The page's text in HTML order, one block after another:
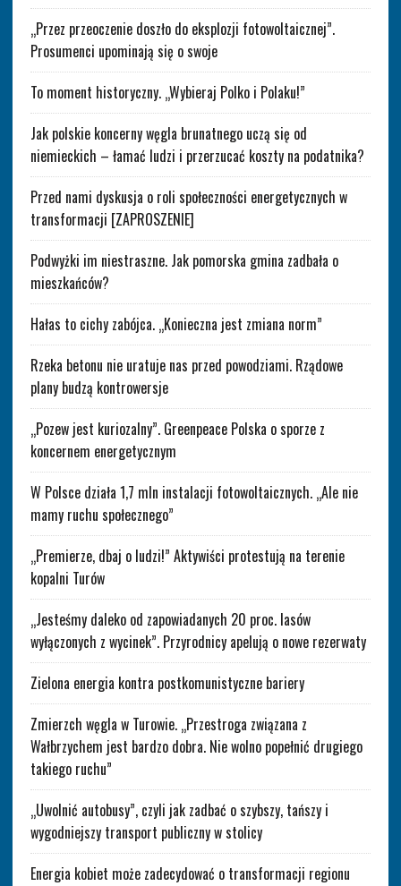
„Przez przeoczenie doszło do eksplozji fotowoltaicznej”.
Prosumenci upominają się o swoje
To moment historyczny. „Wybieraj Polko i Polaku!”
Jak polskie koncerny węgla brunatnego uczą się od
niemieckich – łamać ludzi i przerzucać koszty na podatnika?
Przed nami dyskusja o roli społeczności energetycznych w
transformacji [ZAPROSZENIE]
Podwyżki im niestraszne. Jak pomorska gmina zadbała o
mieszkańców?
Hałas to cichy zabójca. „Konieczna jest zmiana norm”
Rzeka betonu nie uratuje nas przed powodziami. Rządowe
plany budzą kontrowersje
„Pozew jest kuriozalny”. Greenpeace Polska o sporze z
koncernem energetycznym
W Polsce działa 1,7 mln instalacji fotowoltaicznych. „Ale nie
mamy ruchu społecznego”
„Premierze, dbaj o ludzi!” Aktywiści protestują na terenie
kopalni Turów
„Jesteśmy daleko od zapowiadanych 20 proc. lasów
wyłączonych z wycinek”. Przyrodnicy apelują o nowe rezerwaty
Zielona energia kontra postkomunistyczne bariery
Zmierzch węgla w Turowie. „Przestroga związana z
Wałbrzychem jest bardzo dobra. Nie wolno popełnić drugiego
takiego ruchu”
„Uwolnić autobusy”, czyli jak zadbać o szybszy, tańszy i
wygodniejszy transport publiczny w stolicy
Energia kobiet może zadecydować o transformacji regionu